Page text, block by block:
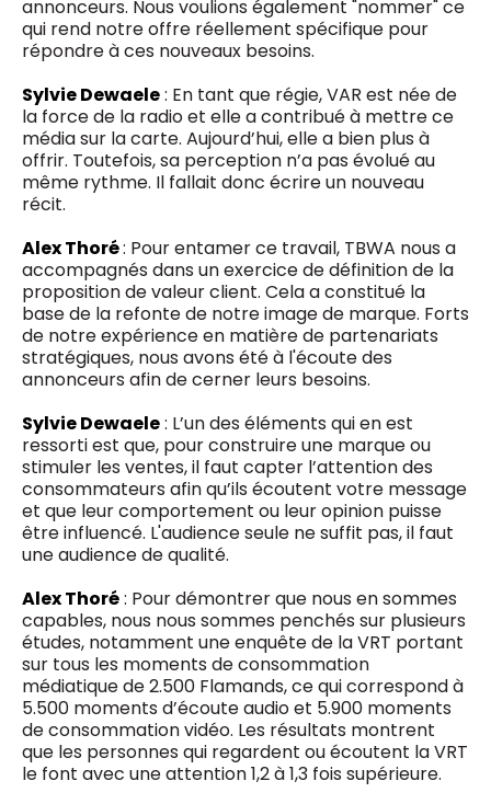
annonceurs. Nous voulions également "nommer" ce
qui rend notre offre réellement spécifique pour
répondre à ces nouveaux besoins.
Sylvie Dewaele: En tant que régie, VAR est née de
la force de la radio et elle a contribué à mettre ce
média sur la carte. Aujourd’hui, elle a bien plus à
offrir. Toutefois, sa perception n’a pas évolué au
même rythme. Il fallait donc écrire un nouveau
récit.
Alex Thoré: Pour entamer ce travail, TBWA nous a
accompagnés dans un exercice de définition de la
proposition de valeur client. Cela a constitué la
base de la refonte de notre image de marque. Forts
de notre expérience en matière de partenariats
stratégiques, nous avons été à l'écoute des
annonceurs afin de cerner leurs besoins.
Sylvie Dewaele: L’un des éléments qui en est
ressorti est que, pour construire une marque ou
stimuler les ventes, il faut capter l’attention des
consommateurs afin qu’ils écoutent votre message
et que leur comportement ou leur opinion puisse
être influencé. L'audience seule ne suffit pas, il faut
une audience de qualité.
Alex Thoré: Pour démontrer que nous en sommes
capables, nous nous sommes penchés sur plusieurs
études, notamment une enquête de la VRT portant
sur tous les moments de consommation
médiatique de 2.500 Flamands, ce qui correspond à
5.500 moments d’écoute audio et 5.900 moments
de consommation vidéo. Les résultats montrent
que les personnes qui regardent ou écoutent la VRT
le font avec une attention 1,2 à 1,3 fois supérieure.